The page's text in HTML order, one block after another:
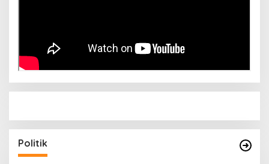
Politik
Tim Koalisi Bersama “Membangun Negeri”
Di Politik